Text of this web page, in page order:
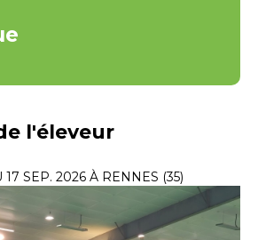
l'éleveur
17 SEP. 2026 À RENNES (35)